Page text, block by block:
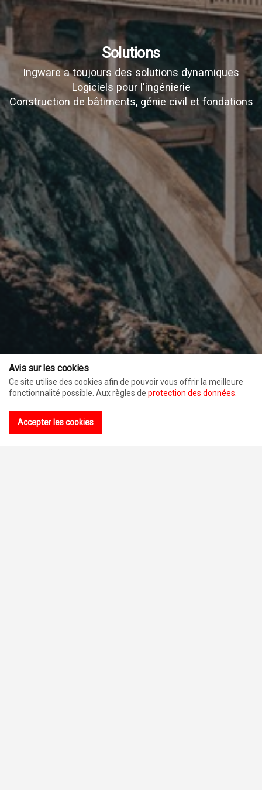
Solutions
Ingware a toujours des solutions dynamiques
Logiciels pour l'ingénierie
Construction de bâtiments, génie civil et fondations
Avis sur les cookies
Ce site utilise des cookies afin de pouvoir vous offrir la meilleure
fonctionnalité possible. Aux règles de protection des données
Accepter les cookies